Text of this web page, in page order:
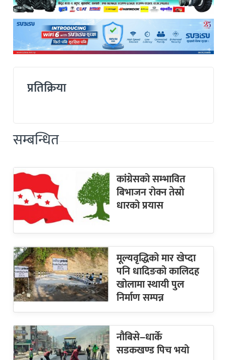
प्रतिक्रिया
सम्बन्धित
कांग्रेसको सम्भावित
बिभाजन रोक्न तेस्रो
धारको प्रयास
मूल्यवृद्धिको मार खेप्दा
पनि धादिङको कालिदह
खोलामा स्थायी पुल
निर्माण सम्पन्न
नौबिसे–धार्के
सडकखण्ड पिच भयो